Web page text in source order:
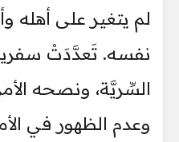
لم يتغير على أهله
نفسه. تَعدَّدَتْ
السِّريَّة، ونصحه
وعدم الظهور في